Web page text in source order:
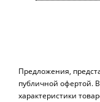
Предложения,
публичной офертой.
характеристики